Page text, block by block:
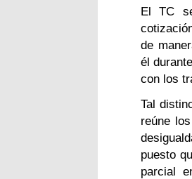
El TC
de
él
con los
Tal
reúne
puesto
parcial